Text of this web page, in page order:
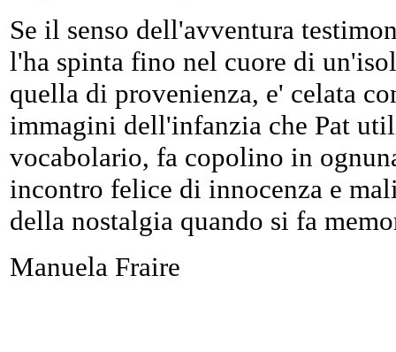
Se il senso dell'avventura
l'ha spinta fino nel cuore di
quella di provenienza, e' celata
immagini dell'infanzia che Pat
vocabolario, fa copolino in
incontro felice di innocenza e
della nostalgia quando si fa
Manuela Fraire